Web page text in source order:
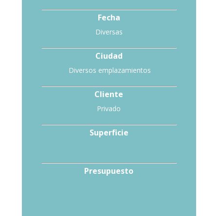
Fecha
Diversas
Ciudad
Diversos emplazamientos
Cliente
Privado
Superficie
Presupuesto